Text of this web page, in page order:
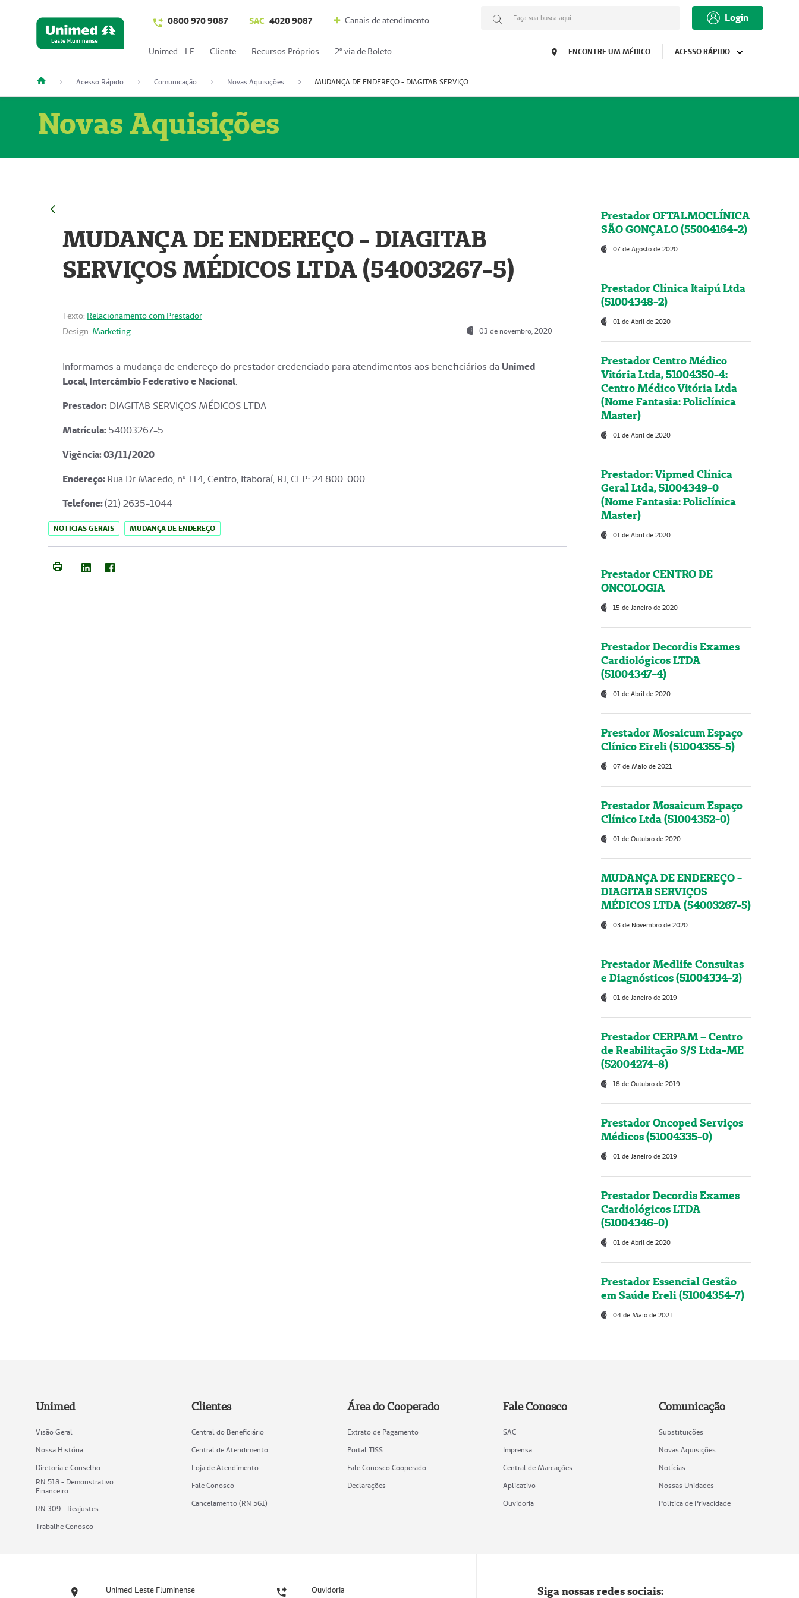
0800 970 9087 SAC 4020 9087 Canais de atendimento Faça sua busca aqui Login
Unimed - LF Cliente Recursos Próprios 2º via de Boleto ENCONTRE UM MÉDICO ACESSO RÁPIDO
Acesso Rápido Comunicação Novas Aquisições MUDANÇA DE ENDEREÇO - DIAGITAB SERVIÇOS MÉDICOS LTDA (54003267-5)
Novas Aquisições
MUDANÇA DE ENDEREÇO - DIAGITAB
SERVIÇOS MÉDICOS LTDA (54003267-5)
Texto: Relacionamento com Prestador
Design: Marketing 03 de novembro, 2020
Informamos a mudança de endereço do prestador credenciado para atendimentos aos beneficiários da Unimed
Local, Intercâmbio Federativo e Nacional.
Prestador: DIAGITAB SERVIÇOS MÉDICOS LTDA
Matrícula:54003267-5
Vigência: 03/11/2020
Endereço:Rua Dr Macedo, nº 114, Centro, Itaboraí, RJ, CEP: 24.800-000
Telefone:(21) 2635-1044
NOTICIAS GERAIS MUDANÇA DE ENDEREÇO
Prestador OFTALMOCLÍNICA
SÃO GONÇALO (55004164-2)
07 de Agosto de 2020
Prestador Clínica Itaipú Ltda
(51004348-2)
01 de Abril de 2020
Prestador Centro Médico
Vitória Ltda, 51004350-4:
Centro Médico Vitória Ltda
(Nome Fantasia: Policlínica
Master)
01 de Abril de 2020
Prestador: Vipmed Clínica
Geral Ltda, 51004349-0
(Nome Fantasia: Policlínica
Master)
01 de Abril de 2020
Prestador CENTRO DE
ONCOLOGIA
15 de Janeiro de 2020
Prestador Decordis Exames
Cardiológicos LTDA
(51004347-4)
01 de Abril de 2020
Prestador Mosaicum Espaço
Clínico Eireli (51004355-5)
07 de Maio de 2021
Prestador Mosaicum Espaço
Clínico Ltda (51004352-0)
01 de Outubro de 2020
MUDANÇA DE ENDEREÇO -
DIAGITAB SERVIÇOS
MÉDICOS LTDA (54003267-5)
03 de Novembro de 2020
Prestador Medlife Consultas
e Diagnósticos (51004334-2)
01 de Janeiro de 2019
Prestador CERPAM – Centro
de Reabilitação S/S Ltda-ME
(52004274-8)
18 de Outubro de 2019
Prestador Oncoped Serviços
Médicos (51004335-0)
01 de Janeiro de 2019
Prestador Decordis Exames
Cardiológicos LTDA
(51004346-0)
01 de Abril de 2020
Prestador Essencial Gestão
em Saúde Ereli (51004354-7)
04 de Maio de 2021
Unimed
Visão Geral
Nossa História
Diretoria e Conselho
RN 518 - Demonstrativo
Financeiro
RN 309 - Reajustes
Trabalhe Conosco
Clientes
Central do Beneficiário
Central de Atendimento
Loja de Atendimento
Fale Conosco
Cancelamento (RN 561)
Área do Cooperado
Extrato de Pagamento
Portal TISS
Fale Conosco Cooperado
Declarações
Fale Conosco
SAC
Imprensa
Central de Marcações
Aplicativo
Ouvidoria
Comunicação
Substituições
Novas Aquisições
Notícias
Nossas Unidades
Política de Privacidade
Unimed Leste Fluminense Ouvidoria Siga nossas redes sociais: